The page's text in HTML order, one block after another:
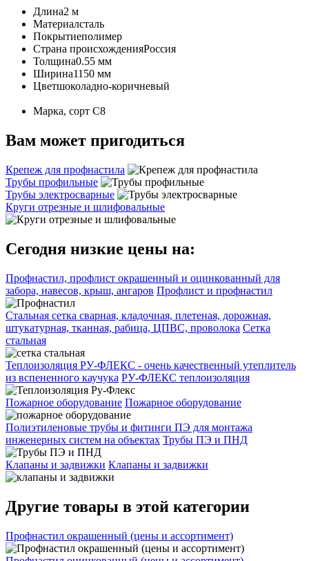
Длина2 м
Материалсталь
Покрытиеполимер
Страна происхожденияРоссия
Толщина0.55 мм
Ширина1150 мм
Цветшоколадно-коричневый
Марка, сорт С8
Вам может пригодиться
Крепеж для профнастила
Трубы профильные
Трубы электросварные
Круги отрезные и шлифовальные
Сегодня низкие цены на:
Профнастил, профлист окрашенный и оцинкованный для
забора, навесов, крыш, ангаров Профлист и профнастил
Стальная сетка сварная, кладочная, плетеная, дорожная,
штукатурная, тканная, рабица, ЦПВС, проволока Сетка
стальная
Теплоизоляция РУ-ФЛЕКС - очень качественный утеплитель
из вспененного каучука РУ-ФЛЕКС теплоизоляция
Пожарное оборудование Пожарное оборудование
Полиэтиленовые трубы и фитинги ПЭ для монтажа
инженерных систем на объектах Трубы ПЭ и ПНД
Клапаны и задвижки Клапаны и задвижки
Другие товары в этой категории
Профнастил окрашенный (цены и ассортимент)